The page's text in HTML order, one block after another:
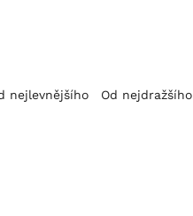
nejlevnějšího Od nejdražšího